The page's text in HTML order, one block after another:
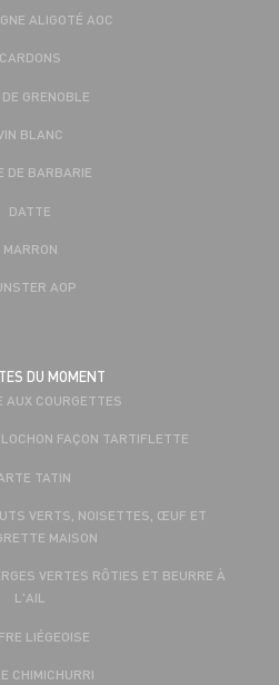
ALIGOTÉ AOC
CARDONS
DE GRENOBLE
BLANC
DE BARBARIE
DATTE
MARRON
AOP
DU MOMENT
AUX COURGETTES
FAÇON TARTIFLETTE
TATIN
VERTS, NOISETTES, ŒUF ET
MAISON
VERTES RÔTIES ET BEURRE À
L'AIL
LIÉGEOISE
CHIMICHURRI